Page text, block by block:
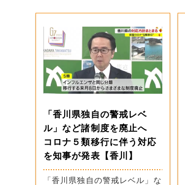
「香川県独自の警戒レベ
ル」など諸制度を廃止へ
コロナ５類移行に伴う対応
を知事が発表【香川】
「香川県独自の警戒レベル」な